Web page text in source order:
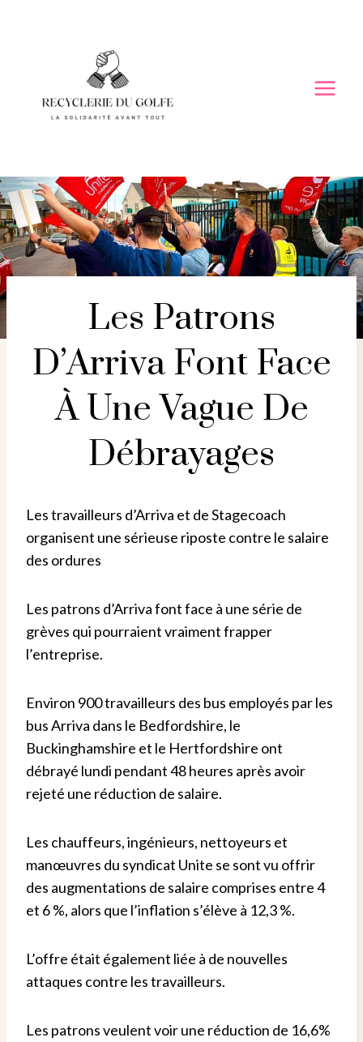
Les Patrons
D’Arriva Font Face
À Une Vague De
Débrayages
Les travailleurs d’Arriva et de Stagecoach
organisent une sérieuse riposte contre le salaire
des ordures
Les patrons d’Arriva font face à une série de
grèves qui pourraient vraiment frapper
l’entreprise.
Environ 900 travailleurs des bus employés par les
bus Arriva dans le Bedfordshire, le
Buckinghamshire et le Hertfordshire ont
débrayé lundi pendant 48 heures après avoir
rejeté une réduction de salaire.
Les chauffeurs, ingénieurs, nettoyeurs et
manœuvres du syndicat Unite se sont vu offrir
des augmentations de salaire comprises entre 4
et 6 %, alors que l’inflation s’élève à 12,3 %.
L’offre était également liée à de nouvelles
attaques contre les travailleurs.
Les patrons veulent voir une réduction de 16,6%